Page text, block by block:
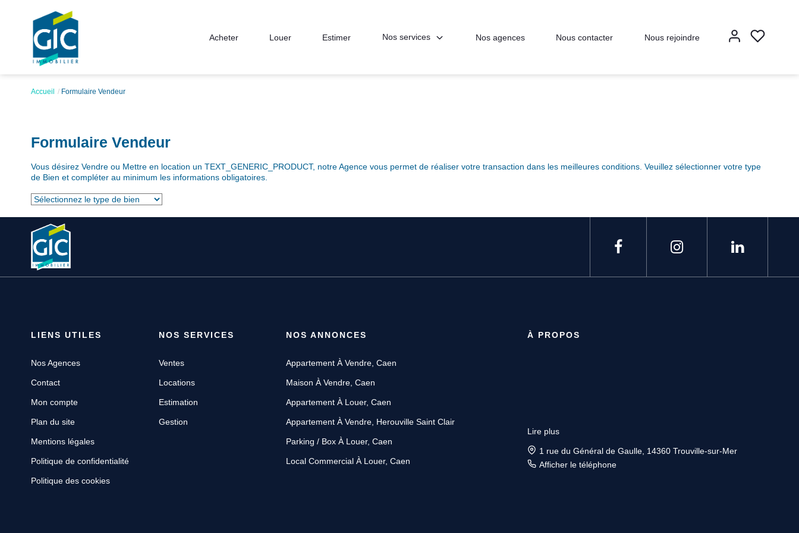
Acheter Louer Estimer Nos services Nos agences Nous contacter Nous rejoindre
Accueil Formulaire Vendeur
Formulaire Vendeur
Vous désirez Vendre ou Mettre en location un TEXT_GENERIC_PRODUCT, notre Agence vous permet de réaliser votre transaction dans les meilleures conditions. Veuillez sélectionner votre type
de Bien et compléter au minimum les informations obligatoires.
LIENS UTILES
Nos Agences
Contact
Mon compte
Plan du site
Mentions légales
Politique de confidentialité
Politique des cookies
NOS SERVICES
Ventes
Locations
Estimation
Gestion
NOS ANNONCES
Appartement À Vendre, Caen
Maison À Vendre, Caen
Appartement À Louer, Caen
Appartement À Vendre, Herouville Saint Clair
Parking / Box À Louer, Caen
Local Commercial À Louer, Caen
À PROPOS
Lire plus
1 rue du Général de Gaulle, 14360 Trouville-sur-Mer
Afficher le téléphone